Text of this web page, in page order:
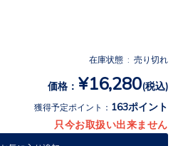
在庫状態 : 売り切れ
価格： ¥16,280(税込)
獲得予定ポイント： 163ポイント
只今お取扱い出来ません